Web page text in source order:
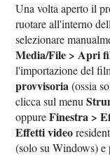
Una volta aperto il
ruotare all'interno
selezionare
Media/File > Apri
l'importazione del
provvisoria(ossia
clicca sul menu
oppureFinestra >
Effetti video
(solo su Windows)